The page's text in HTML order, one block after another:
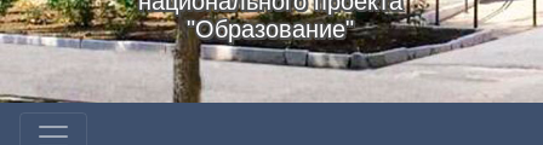
"Образование"